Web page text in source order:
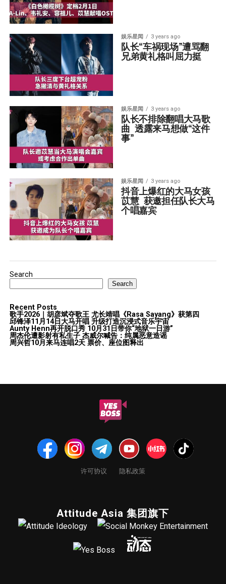
娱乐星闻 3 years ago
队长“车祸现场”遭骂翻
兄弟黄礼格叫屈力挺
娱乐星闻 3 years ago
队长不排除翻唱大马歌
曲  透露来马想做“这件
事”
娱乐星闻 3 years ago
抖音上爆红的大马女孩
苡慧  获邀担任队长大马
个唱嘉宾
Search
Search
Recent Posts
歌手2026｜胡彦斌夺歌王 尤长靖唱《Rasa Sayang》获第四
邱锋泽11月14日大马开唱 升级打造沉浸式音乐宇宙
Aunty Henn再开脱口秀 10月31日带你“地狱一日游”
周杰伦遭影射有私生子 杰威尔喊告：纯属恶意造谣
周兴哲10月来马连唱2天 票价、座位图释出
许可协议 隐私政策
Attitude Asia 集团旗下